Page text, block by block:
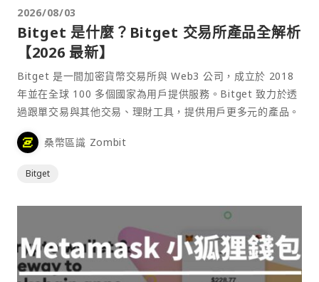
2026/08/03
Bitget 是什麼？Bitget 交易所產品全解析
【2026 最新】
Bitget 是一間加密貨幣交易所與 Web3 公司，成立於 2018
年並在全球 100 多個國家為用戶提供服務。Bitget 致力於透
過跟單交易與其他交易、理財工具，提供用戶更多元的產品。
桑幣區識 Zombit
Bitget